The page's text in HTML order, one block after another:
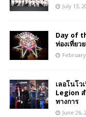
July 13,
Day of
ท่องเที่ยว
เลอโนโ
Legion ส
ทางการ
June 26,